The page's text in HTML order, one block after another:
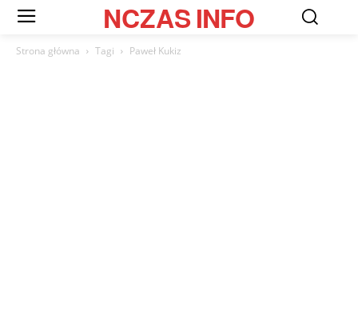
NCZASINFO
Strona główna Tagi Paweł Kukiz